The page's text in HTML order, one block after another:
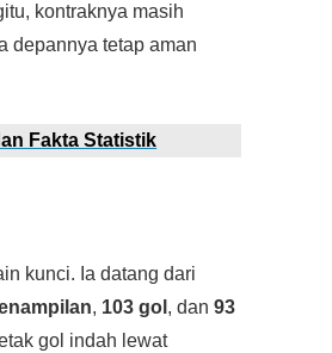
kontraknya masih
depannya tetap aman
Fakta Statistik
kunci. Ia datang dari
, 103 gol , dan93
gol indah lewat